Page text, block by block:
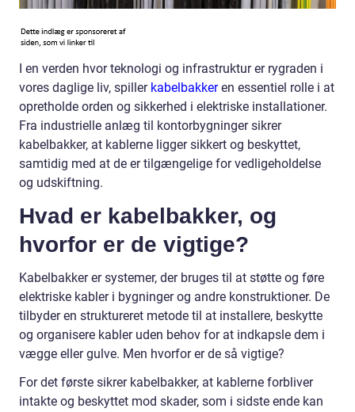
I en verden hvor teknologi og infrastruktur er rygraden i
vores daglige liv, spiller kabelbakkeren essentiel rolle i at
opretholde orden og sikkerhed i elektriske installationer.
Fra industrielle anlæg til kontorbygninger sikrer
kabelbakker, at kablerne ligger sikkert og beskyttet,
samtidig med at de er tilgængelige for vedligeholdelse
og udskiftning.
Hvad er kabelbakker, og
hvorfor er de vigtige?
Kabelbakker er systemer, der bruges til at støtte og føre
elektriske kabler i bygninger og andre konstruktioner. De
tilbyder en struktureret metode til at installere, beskytte
og organisere kabler uden behov for at indkapsle dem i
vægge eller gulve. Men hvorfor er de så vigtige?
For det første sikrer kabelbakker, at kablerne forbliver
intakte og beskyttet mod skader, som i sidste ende kan